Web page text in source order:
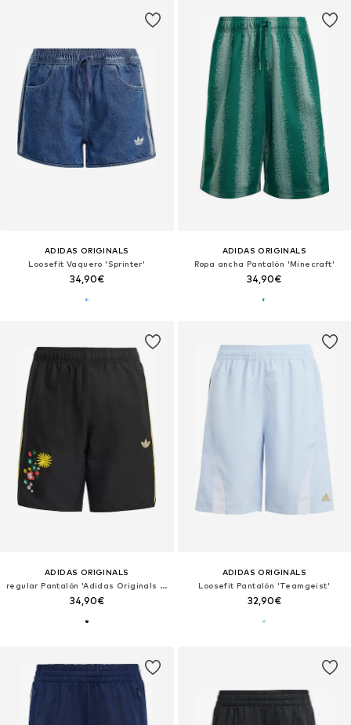
ADIDAS ORIGINALS
Loosefit Vaquero 'Sprinter'
34,90€
ADIDAS ORIGINALS
Ropa ancha Pantalón 'Minecraft'
34,90€
ADIDAS ORIGINALS
regular Pantalón 'Adidas Originals x Liberty London'
34,90€
ADIDAS ORIGINALS
Loosefit Pantalón 'Teamgeist'
32,90€